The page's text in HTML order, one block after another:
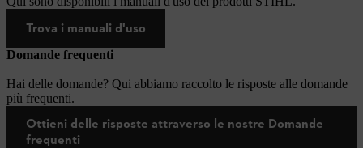
Trova i manuali d'uso
Domande frequenti
Hai delle domande? Qui abbiamo raccolto le risposte alle domande
più frequenti.
Ottieni delle risposte attraverso le nostre Domande
frequenti